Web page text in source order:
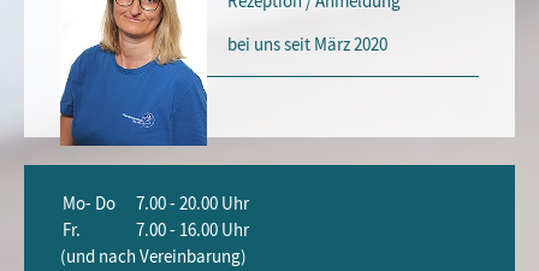
bei uns seit März 2020
Mo- Do
7.00 - 20.00 Uhr
Fr.
7.00 - 16.00 Uhr
(und nach Vereinbarung)